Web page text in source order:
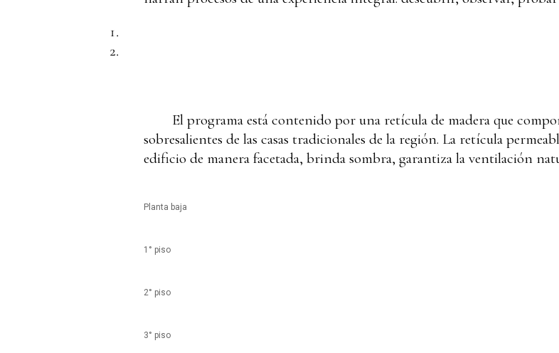
El programa está contenido por una retícula de madera que
sobresalientes de las casas tradicionales de la región. La retícula
edificio de manera facetada, brinda sombra, garantiza la ventilación
Planta baja
1° piso
2° piso
3° piso